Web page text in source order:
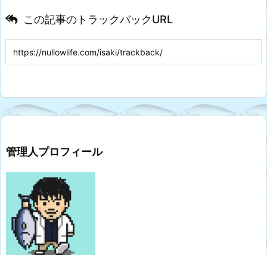
この記事のトラックバックURL
管理人プロフィール